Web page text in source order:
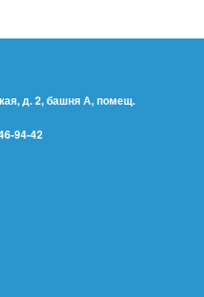
д. 2, башня А, помещ.
94-42